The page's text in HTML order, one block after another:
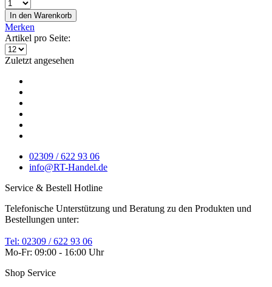
In den Warenkorb
Merken
Artikel pro Seite:
Zuletzt angesehen
02309 / 622 93 06
info@RT-Handel.de
Service & Bestell Hotline
Telefonische Unterstützung und Beratung zu den Produkten und
Bestellungen unter:
Tel: 02309 / 622 93 06
Mo-Fr: 09:00 - 16:00 Uhr
Shop Service